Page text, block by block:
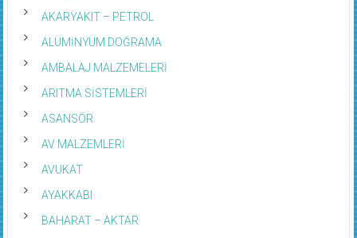
AKARYAKIT – PETROL
ALÜMİNYUM DOĞRAMA
AMBALAJ MALZEMELERİ
ARITMA SİSTEMLERİ
ASANSÖR
AV MALZEMLERİ
AVUKAT
AYAKKABI
BAHARAT – AKTAR